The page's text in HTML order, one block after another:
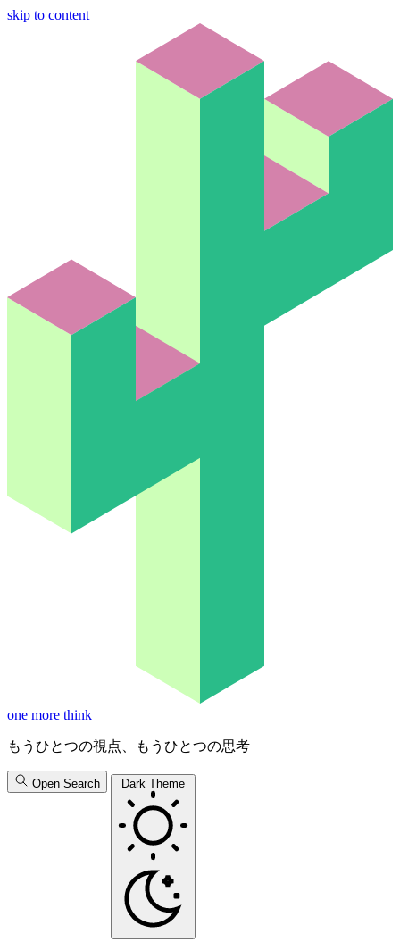
skip to content
one more think
もうひとつの視点、もうひとつの思考
Open Search Dark Theme